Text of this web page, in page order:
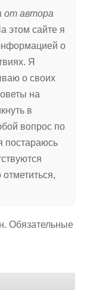
от автора
этом сайте я
о
Я
о своих
на
в
вопрос по
постараюсь
Обязательные